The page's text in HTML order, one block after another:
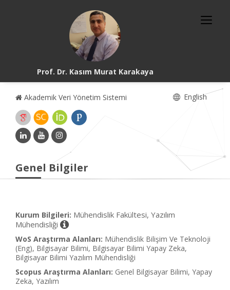
Prof. Dr. Kasım Murat Karakaya
Akademik Veri Yönetim Sistemi English
Genel Bilgiler
Kurum Bilgileri: Mühendislik Fakültesi, Yazılım
Mühendisliği
WoS Araştırma Alanları: Mühendislik Bilişim Ve Teknoloji
(Eng), Bilgisayar Bilimi, Bilgisayar Bilimi Yapay Zeka,
Bilgisayar Bilimi Yazılım Mühendisliği
Scopus Araştırma Alanları: Genel Bilgisayar Bilimi, Yapay
Zeka, Yazılım